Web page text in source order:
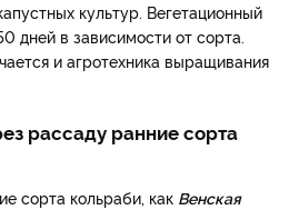
культур. Вегетационный
дней в зависимости от сорта.
и агротехника выра­щивания
рассаду ранние сорта
сорта кольраби, как Венская